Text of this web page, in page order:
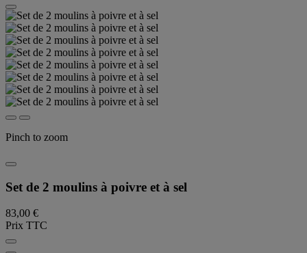
Pinch to zoom
Set de 2 moulins à poivre et à sel
83,00 €
Prix TTC